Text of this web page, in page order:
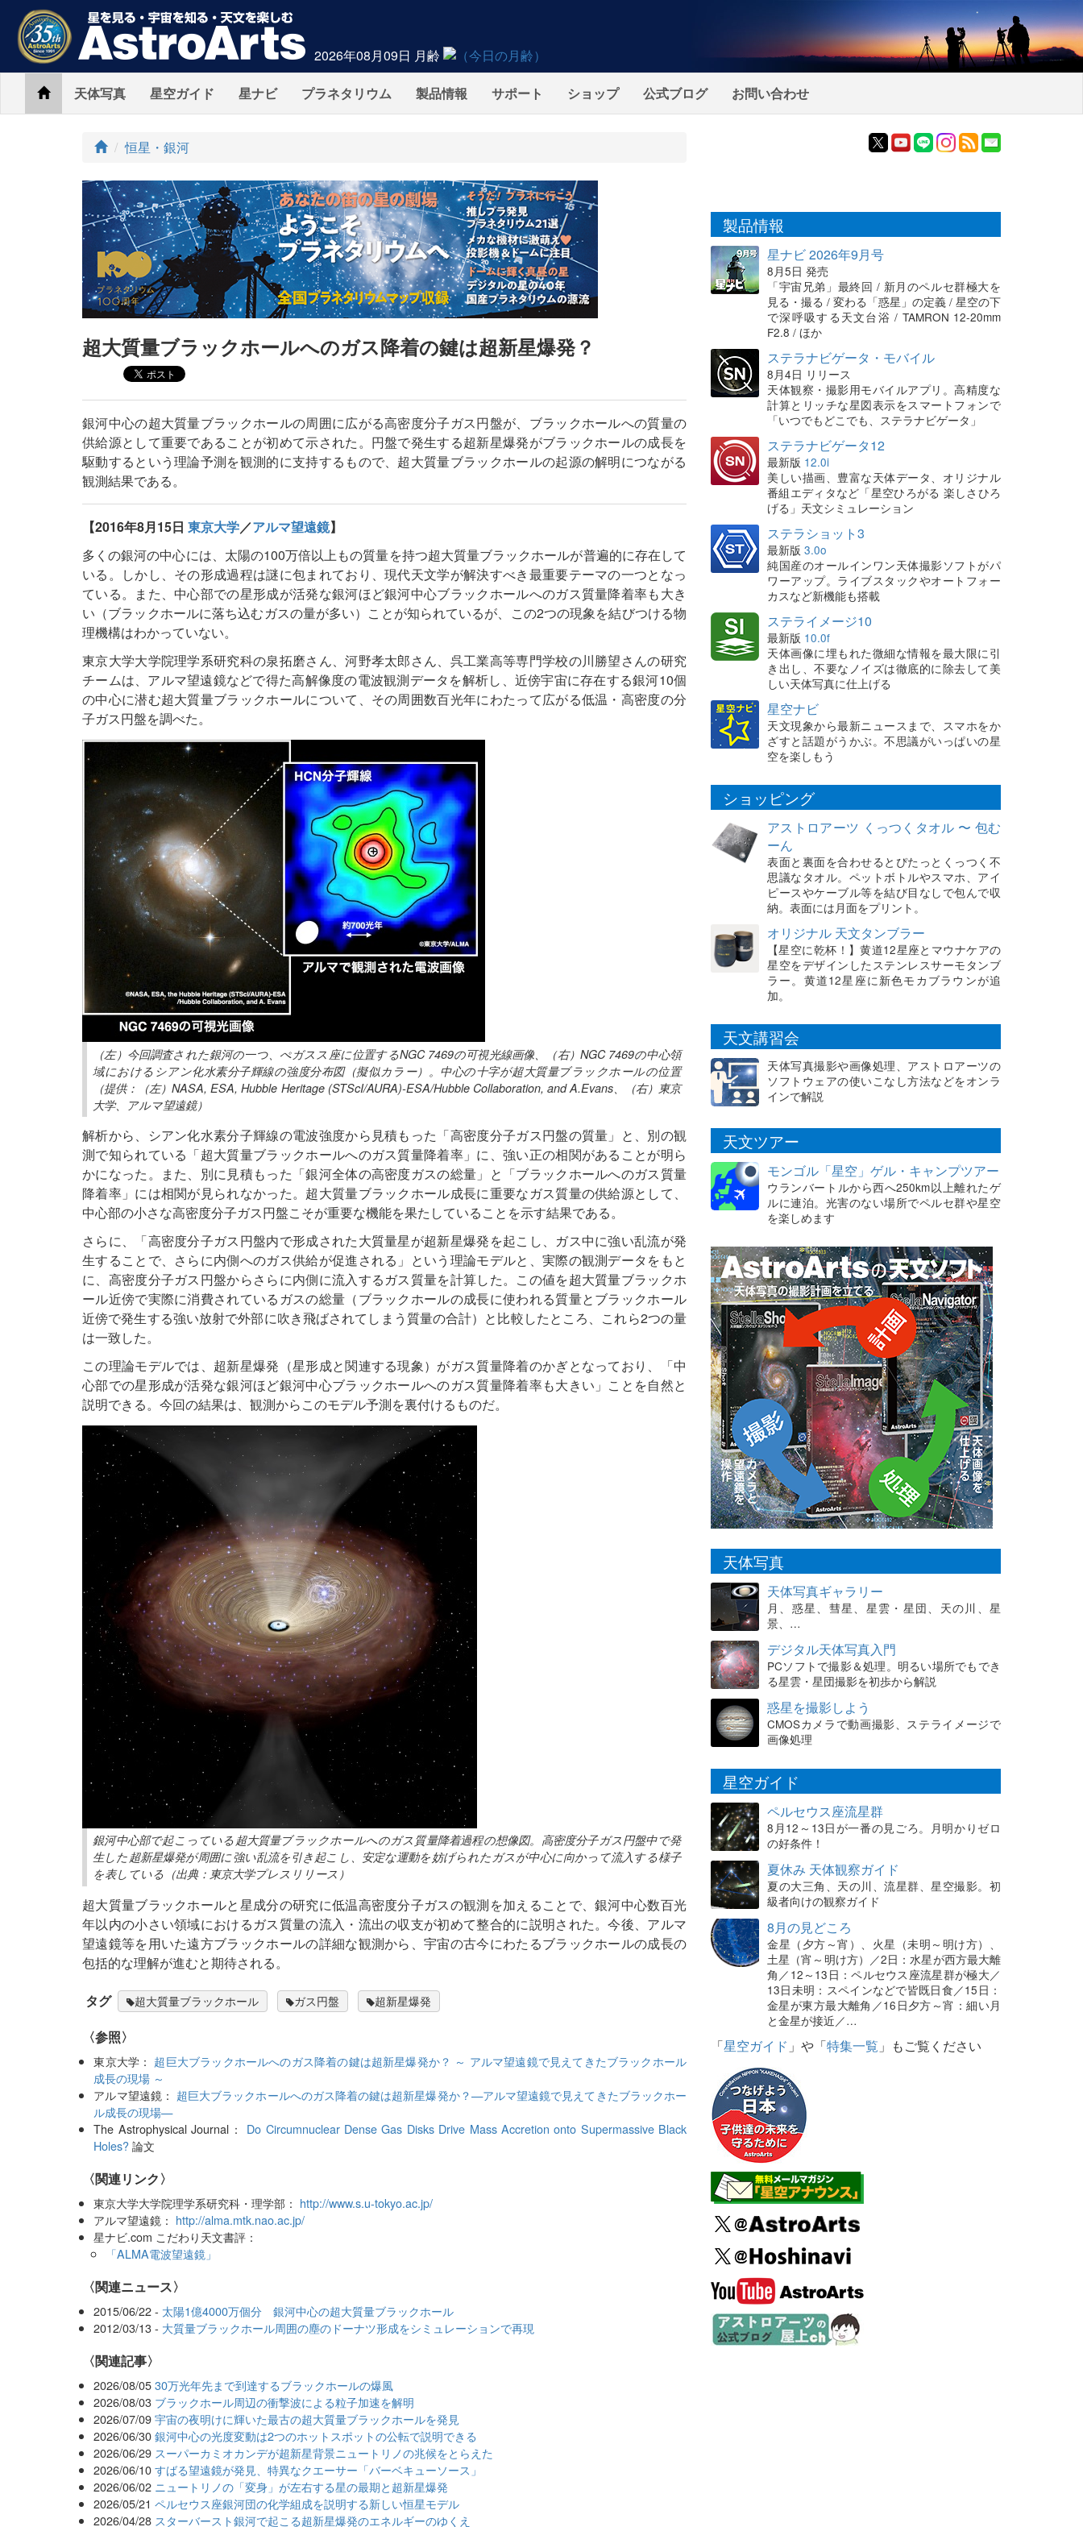
2026年08月09日 月齢
Home天体写真 星空ガイド 星ナビ プラネタリウム 製品情報 サポート ショップ 公式ブログ お問い合わせ
ト
プ
恒星・銀河
超大質量ブラックホールへのガス降着の鍵は超新星爆発？
銀河中心の超大質量ブラックホールの周囲に広がる高密度分子ガス円盤が、ブラックホールへの質量の
供給源として重要であることが初めて示された。円盤で発生する超新星爆発がブラックホールの成長を
駆動するという理論予測を観測的に支持するもので、超大質量ブラックホールの起源の解明につながる
観測結果である。
【2016年8月15日 東京大学／アルマ望遠鏡】
多くの銀河の中心には、太陽の100万倍以上もの質量を持つ超大質量ブラックホールが普遍的に存在して
いる。しかし、その形成過程は謎に包まれており、現代天文学が解決すべき最重要テーマの一つとなっ
ている。また、中心部での星形成が活発な銀河ほど銀河中心ブラックホールへのガス質量降着率も大き
い（ブラックホールに落ち込むガスの量が多い）ことが知られているが、この2つの現象を結びつける物
理機構はわかっていない。
東京大学大学院理学系研究科の泉拓磨さん、河野孝太郎さん、呉工業高等専門学校の川勝望さんの研究
チームは、アルマ望遠鏡などで得た高解像度の電波観測データを解析し、近傍宇宙に存在する銀河10個
の中心に潜む超大質量ブラックホールについて、その周囲数百光年にわたって広がる低温・高密度の分
子ガス円盤を調べた。
（左）今回調査された銀河の一つ、ぺガスス座に位置するNGC 7469の可視光線画像、（右）NGC 7469の中心領
域におけるシアン化水素分子輝線の強度分布図（擬似カラー）。中心の十字が超大質量ブラックホールの位置
（提供：（左）NASA, ESA, Hubble Heritage (STScI/AURA)-ESA/Hubble Collaboration, and A.Evans、（右）東京
大学、アルマ望遠鏡）
解析から、シアン化水素分子輝線の電波強度から見積もった「高密度分子ガス円盤の質量」と、別の観
測で知られている「超大質量ブラックホールへのガス質量降着率」に、強い正の相関があることが明ら
かになった。また、別に見積もった「銀河全体の高密度ガスの総量」と「ブラックホールへのガス質量
降着率」には相関が見られなかった。超大質量ブラックホール成長に重要なガス質量の供給源として、
中心部の小さな高密度分子ガス円盤こそが重要な機能を果たしていることを示す結果である。
さらに、「高密度分子ガス円盤内で形成された大質量星が超新星爆発を起こし、ガス中に強い乱流が発
生することで、さらに内側へのガス供給が促進される」という理論モデルと、実際の観測データをもと
に、高密度分子ガス円盤からさらに内側に流入するガス質量を計算した。この値を超大質量ブラックホ
ール近傍で実際に消費されているガスの総量（ブラックホールの成長に使われる質量とブラックホール
近傍で発生する強い放射で外部に吹き飛ばされてしまう質量の合計）と比較したところ、これら2つの量
は一致した。
この理論モデルでは、超新星爆発（星形成と関連する現象）がガス質量降着のかぎとなっており、「中
心部での星形成が活発な銀河ほど銀河中心ブラックホールへのガス質量降着率も大きい」ことを自然と
説明できる。今回の結果は、観測からこのモデル予測を裏付けるものだ。
銀河中心部で起こっている超大質量ブラックホールへのガス質量降着過程の想像図。高密度分子ガス円盤中で発
生した超新星爆発が周囲に強い乱流を引き起こし、安定な運動を妨げられたガスが中心に向かって流入する様子
を表している（出典：東京大学プレスリリース）
超大質量ブラックホールと星成分の研究に低温高密度分子ガスの観測を加えることで、銀河中心数百光
年以内の小さい領域におけるガス質量の流入・流出の収支が初めて整合的に説明された。今後、アルマ
望遠鏡等を用いた遠方ブラックホールの詳細な観測から、宇宙の古今にわたるブラックホールの成長の
包括的な理解が進むと期待される。
タグ 超大質量ブラックホール ガス円盤 超新星爆発
〈参照〉
東京大学： 超巨大ブラックホールへのガス降着の鍵は超新星爆発か？ ～ アルマ望遠鏡で見えてきたブラックホール
成長の現場 ～
アルマ望遠鏡： 超巨大ブラックホールへのガス降着の鍵は超新星爆発か？—アルマ望遠鏡で見えてきたブラックホー
ル成長の現場—
The Astrophysical Journal： Do Circumnuclear Dense Gas Disks Drive Mass Accretion onto Supermassive Black
Holes?論文
〈関連リンク〉
東京大学大学院理学系研究科・理学部： http://www.s.u-tokyo.ac.jp/
アルマ望遠鏡： http://alma.mtk.nao.ac.jp/
星ナビ.com こだわり天文書評：
「ALMA電波望遠鏡」
〈関連ニュース〉
2015/06/22 - 太陽1億4000万個分 銀河中心の超大質量ブラックホール
2012/03/13 - 大質量ブラックホール周囲の塵のドーナツ形成をシミュレーションで再現
関連記事
2026/08/05 30万光年先まで到達するブラックホールの爆風
2026/08/03 ブラックホール周辺の衝撃波による粒子加速を解明
2026/07/09 宇宙の夜明けに輝いた最古の超大質量ブラックホールを発見
2026/06/30 銀河中心の光度変動は2つのホットスポットの公転で説明できる
2026/06/29 スーパーカミオカンデが超新星背景ニュートリノの兆候をとらえた
2026/06/10 すばる望遠鏡が発見、特異なクエーサー「バーベキューソース」
2026/06/02 ニュートリノの「変身」が左右する星の最期と超新星爆発
2026/05/21 ペルセウス座銀河団の化学組成を説明する新しい恒星モデル
2026/04/28 スターバースト銀河で起こる超新星爆発のエネルギーのゆくえ
製品情報
星ナビ 2026年9月号
8月5日 発売
「宇宙兄弟」最終回 / 新月のペルセ群極大を
見る・撮る / 変わる「惑星」の定義 / 星空の下
で深呼吸する天文台浴 / TAMRON 12-20mm
F2.8 / ほか
ステラナビゲータ・モバイル
8月4日 リリース
天体観察・撮影用モバイルアプリ。高精度な
計算とリッチな星図表示をスマートフォンで
「いつでもどこでも、ステラナビゲータ」
ステラナビゲータ12
最新版 12.0i
美しい描画、豊富な天体データ、オリジナル
番組エディタなど「星空ひろがる 楽しさひろ
げる」天文シミュレーション
ステラショット3
最新版 3.0o
純国産のオールインワン天体撮影ソフトがパ
ワーアップ。ライブスタックやオートフォー
カスなど新機能も搭載
ステライメージ10
最新版 10.0f
天体画像に埋もれた微細な情報を最大限に引
き出し、不要なノイズは徹底的に除去して美
しい天体写真に仕上げる
星空ナビ
天文現象から最新ニュースまで、スマホをか
ざすと話題がうかぶ。不思議がいっぱいの星
空を楽しもう
ショッピング
アストロアーツ くっつくタオル 〜 包む
ーん
表面と裏面を合わせるとぴたっとくっつく不
思議なタオル。ペットボトルやスマホ、アイ
ピースやケーブル等を結び目なしで包んで収
納。表面には月面をプリント。
オリジナル 天文タンブラー
【星空に乾杯！】黄道12星座とマウナケアの
星空をデザインしたステンレスサーモタンブ
ラー。黄道12星座に新色モカブラウンが追
加。
天文講習会
天体写真撮影や画像処理、アストロアーツの
ソフトウェアの使いこなし方法などをオンラ
インで解説
天文ツアー
モンゴル「星空」ゲル・キャンプツアー
ウランバートルから西へ250km以上離れたゲ
ルに連泊。光害のない場所でペルセ群や星空
を楽しめます
天体写真
天体写真ギャラリー
月、惑星、彗星、星雲・星団、天の川、星
景、…
デジタル天体写真入門
PCソフトで撮影＆処理。明るい場所でもでき
る星雲・星団撮影を初歩から解説
惑星を撮影しよう
CMOSカメラで動画撮影、ステライメージで
画像処理
星空ガイド
ペルセウス座流星群
8月12～13日が一番の見ごろ。月明かりゼロ
の好条件！
夏休み 天体観察ガイド
夏の大三角、天の川、流星群、星空撮影。初
級者向けの観察ガイド
8月の見どころ
金星（夕方～宵）、火星（未明～明け方）、
土星（宵～明け方）／2日：水星が西方最大離
角／12～13日：ペルセウス座流星群が極大／
13日未明：スペインなどで皆既日食／15日：
金星が東方最大離角／16日夕方～宵：細い月
と金星が接近／…
「星空ガイド 」や「特集一覧 」もご覧ください